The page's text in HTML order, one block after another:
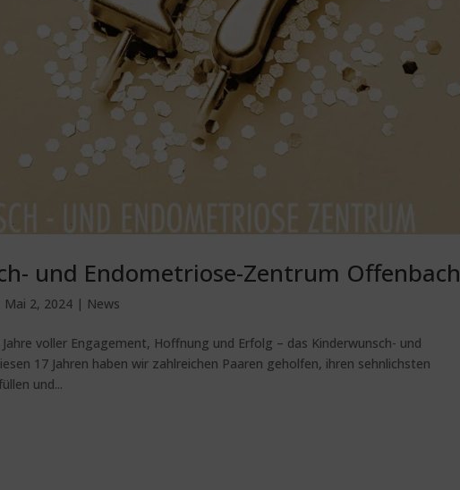
und Endometriose-Zentrum Offenbach
Mai 2, 2024 | News
voller Engagement, Hoffnung und Erfolg – das Kinderwunsch- und
17 Jahren haben wir zahlreichen Paaren geholfen, ihren sehnlichsten
und...